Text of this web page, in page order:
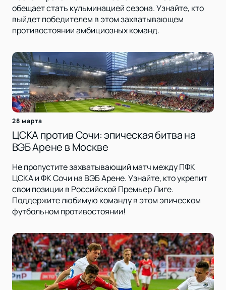
обещает стать кульминацией сезона. Узнайте, кто
выйдет победителем в этом захватывающем
противостоянии амбициозных команд.
28 марта
ЦСКА против Сочи: эпическая битва на
ВЭБ Арене в Москве
Не пропустите захватывающий матч между ПФК
ЦСКА и ФК Сочи на ВЭБ Арене. Узнайте, кто укрепит
свои позиции в Российской Премьер Лиге.
Поддержите любимую команду в этом эпическом
футбольном противостоянии!